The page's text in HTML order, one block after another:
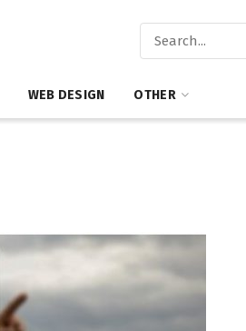
WEB DESIGN OTHER